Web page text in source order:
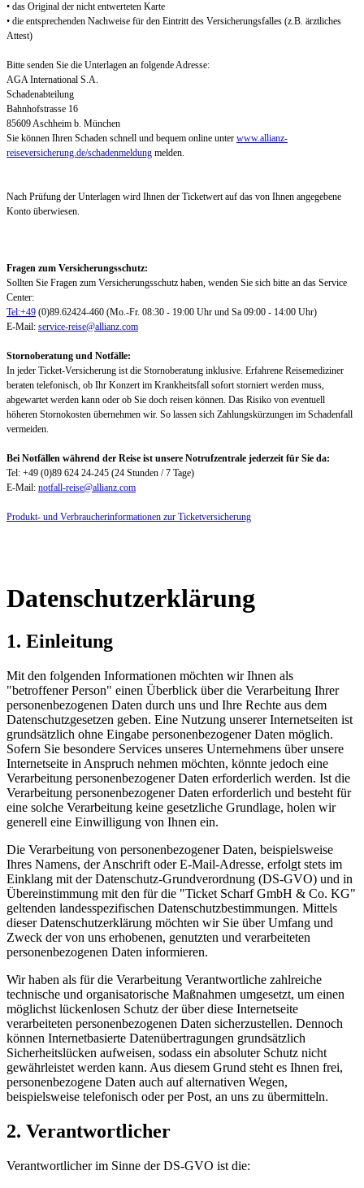
• das Original der nicht entwerteten Karte
• die entsprechenden Nachweise für den Eintritt des Versicherungsfalles (z.B. ärztliches
Attest)
Bitte senden Sie die Unterlagen an folgende Adresse:
AGA International S.A.
Schadenabteilung
Bahnhofstrasse 16
85609 Aschheim b. München
Sie können Ihren Schaden schnell und bequem online unter www.allianz-
reiseversicherung.de/schadenmeldung melden.
Nach Prüfung der Unterlagen wird Ihnen der Ticketwert auf das von Ihnen angegebene
Konto überwiesen.
Fragen zum Versicherungsschutz:
Sollten Sie Fragen zum Versicherungsschutz haben, wenden Sie sich bitte an das Service
Center:
Tel:+49 (0)89.62424-460 (Mo.-Fr. 08:30 - 19:00 Uhr und Sa 09:00 - 14:00 Uhr)
E-Mail: service-reise@allianz.com
Stornoberatung und Notfälle:
In jeder Ticket-Versicherung ist die Stornoberatung inklusive. Erfahrene Reisemediziner
beraten telefonisch, ob Ihr Konzert im Krankheitsfall sofort storniert werden muss,
abgewartet werden kann oder ob Sie doch reisen können. Das Risiko von eventuell
höheren Stornokosten übernehmen wir. So lassen sich Zahlungskürzungen im Schadenfall
vermeiden.
Bei Notfällen während der Reise ist unsere Notrufzentrale jederzeit für Sie da:
Tel: +49 (0)89 624 24-245 (24 Stunden / 7 Tage)
E-Mail: notfall-reise@allianz.com
Produkt- und Verbraucherinformationen zur Ticketversicherung
Datenschutzerklärung
1. Einleitung
Mit den folgenden Informationen möchten wir Ihnen als
"betroffener Person" einen Überblick über die Verarbeitung Ihrer
personenbezogenen Daten durch uns und Ihre Rechte aus dem
Datenschutzgesetzen geben. Eine Nutzung unserer Internetseiten ist
grundsätzlich ohne Eingabe personenbezogener Daten möglich.
Sofern Sie besondere Services unseres Unternehmens über unsere
Internetseite in Anspruch nehmen möchten, könnte jedoch eine
Verarbeitung personenbezogener Daten erforderlich werden. Ist die
Verarbeitung personenbezogener Daten erforderlich und besteht für
eine solche Verarbeitung keine gesetzliche Grundlage, holen wir
generell eine Einwilligung von Ihnen ein.
Die Verarbeitung von personenbezogener Daten, beispielsweise
Ihres Namens, der Anschrift oder E-Mail-Adresse, erfolgt stets im
Einklang mit der Datenschutz-Grundverordnung (DS-GVO) und in
Übereinstimmung mit den für die "Ticket Scharf GmbH & Co. KG"
geltenden landesspezifischen Datenschutzbestimmungen. Mittels
dieser Datenschutzerklärung möchten wir Sie über Umfang und
Zweck der von uns erhobenen, genutzten und verarbeiteten
personenbezogenen Daten informieren.
Wir haben als für die Verarbeitung Verantwortliche zahlreiche
technische und organisatorische Maßnahmen umgesetzt, um einen
möglichst lückenlosen Schutz der über diese Internetseite
verarbeiteten personenbezogenen Daten sicherzustellen. Dennoch
können Internetbasierte Datenübertragungen grundsätzlich
Sicherheitslücken aufweisen, sodass ein absoluter Schutz nicht
gewährleistet werden kann. Aus diesem Grund steht es Ihnen frei,
personenbezogene Daten auch auf alternativen Wegen,
beispielsweise telefonisch oder per Post, an uns zu übermitteln.
2. Verantwortlicher
Verantwortlicher im Sinne der DS-GVO ist die: